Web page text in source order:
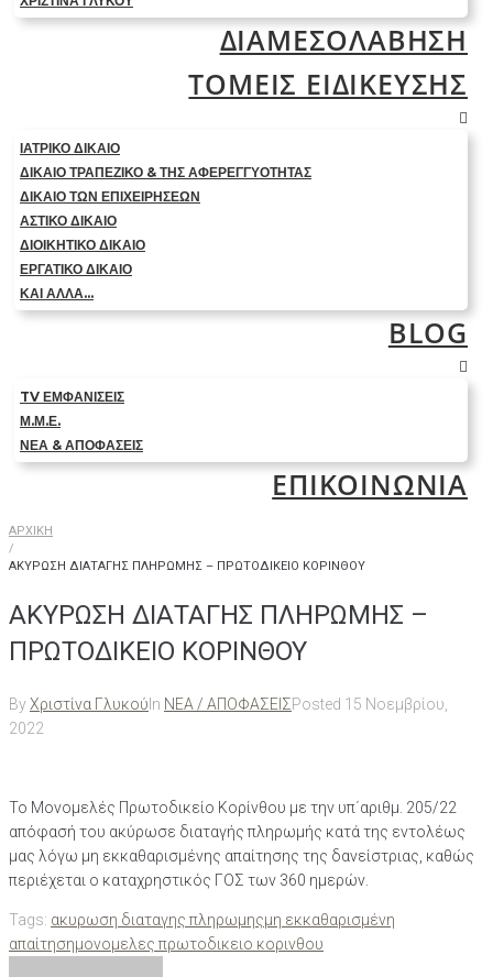
ΔΙΑΜΕΣΟΛΑΒΗΣΗ
ΤΟΜΕΙΣ ΕΙΔΙΚΕΥΣΗΣ
ΙΑΤΡΙΚΟ ΔΙΚΑΙΟ
ΔΙΚΑΙΟ ΤΡΑΠΕΖΙΚΟ & ΤΗΣ ΑΦΕΡΕΓΓΥΟΤΗΤΑΣ
ΔΙΚΑΙΟ ΤΩΝ ΕΠΙΧΕΙΡΗΣΕΩΝ
ΑΣΤΙΚΟ ΔΙΚΑΙΟ
ΔΙΟΙΚΗΤΙΚΟ ΔΙΚΑΙΟ
ΕΡΓΑΤΙΚΟ ΔΙΚΑΙΟ
ΚΑΙ ΑΛΛΑ…
BLOG
TV ΕΜΦΑΝΙΣΕΙΣ
Μ.Μ.Ε.
ΝΕΑ & ΑΠΟΦΑΣΕΙΣ
ΕΠΙΚΟΙΝΩΝΙΑ
ΑΡΧΙΚΗ
/
ΑΚΥΡΩΣΗ ΔΙΑΤΑΓΗΣ ΠΛΗΡΩΜΗΣ – ΠΡΩΤΟΔΙΚΕΙΟ ΚΟΡΙΝΘΟΥ
ΑΚΥΡΩΣΗ ΔΙΑΤΑΓΗΣ ΠΛΗΡΩΜΗΣ –
ΠΡΩΤΟΔΙΚΕΙΟ ΚΟΡΙΝΘΟΥ
ByΧριστίνα Γλυκού In ΝΕΑ / ΑΠΟΦΑΣΕΙΣPosted 15 Νοεμβρίου,
2022
Το Μονομελές Πρωτοδικείο Κορίνθου με την υπ΄αριθμ. 205/22
απόφασή του ακύρωσε διαταγής πληρωμής κατά της εντολέως
μας λόγω μη εκκαθαρισμένης απαίτησης της δανείστριας, καθώς
περιέχεται ο καταχρηστικός ΓΟΣ των 360 ημερών.
Tags: ακυρωση διαταγης πληρωμηςμη εκκαθαρισμένη
απαίτησημονομελες πρωτοδικειο κορινθου